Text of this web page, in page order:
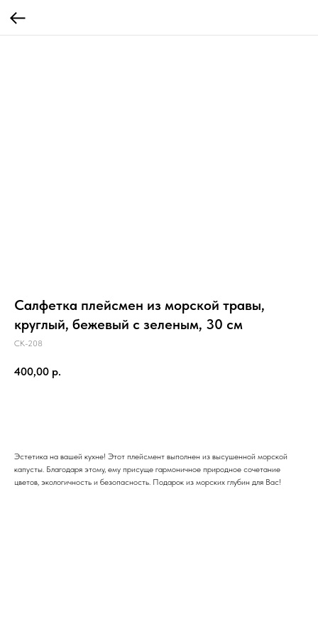
Салфетка плейсмен из морской травы,
круглый, бежевый с зеленым, 30 см
СК-208
400,00 р.
Эстетика на вашей кухне! Этот плейсмент выполнен из высушенной морской
капусты. Благодаря этому, ему присуще гармоничное природное сочетание
цветов, экологичность и безопасность. Подарок из морских глубин для Вас!